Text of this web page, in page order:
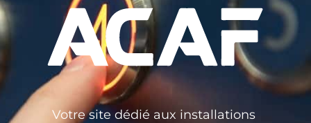
Bonjour, suite aux annonces du gouvernement en lien
avec le COVID, nos agences vous accueillent à nouveau.
Vous pouvez vous rendre sur place toujours dans le
respect des gestes barrières et une jauge client a été
définie pour votre sécurité. Retrouvez l’adresse de votre
agence par ici. ACAF est heureux de vous accueillir à
nouveau.Votre site dédié aux installations